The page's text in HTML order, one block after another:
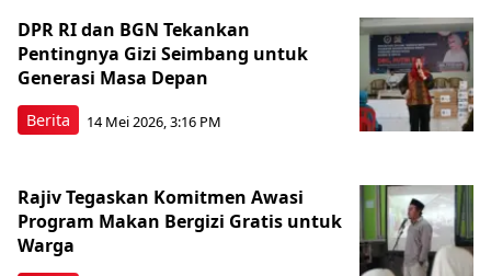
Berita
DPR RI dan BGN Tekankan
Pentingnya Gizi Seimbang untuk
Generasi Masa Depan
14 Mei 2026, 3:16 PM
Rajiv Tegaskan Komitmen Awasi
Program Makan Bergizi Gratis untuk
Warga